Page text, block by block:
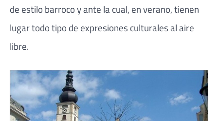
de estilo barroco y ante la cual, en verano, tienen
lugar todo tipo de expresiones culturales al aire
libre.